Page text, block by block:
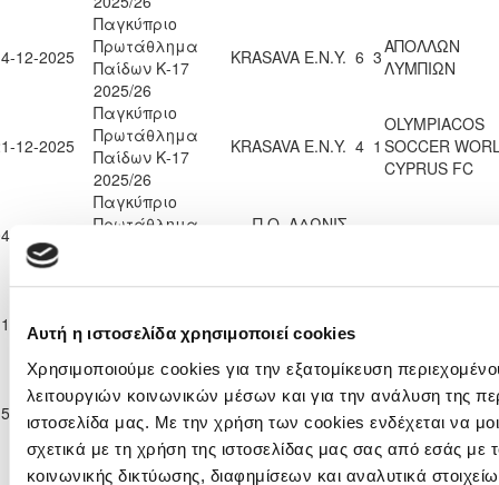
Αυτή η ιστοσελίδα χρησιμοποιεί cookies
Χρησιμοποιούμε cookies για την εξατομίκευση
λειτουργιών κοινωνικών μέσων και για την ανάλυση της
ιστοσελίδα μας. Με την χρήση των cookies ενδέχεται να
σχετικά με τη χρήση της ιστοσελίδας μας σας από εσάς
κοινωνικής δικτύωσης, διαφημίσεων και αναλυτικά
12-2025
Παγκύπριο
Πρωτάθλημα
Παίδων Κ-17
2025/26
KRASAVA Ε.Ν.Y. 6 3ΑΠΟΛΛΩΝ
ΛΥΜΠΙΩΝ
12-2025
Παγκύπριο
Πρωτάθλημα
Παίδων Κ-17
2025/26
KRASAVA Ε.Ν.Y. 4 1
OLYMPIACOS
SOCCER
CYPRUS FC
01-2026
Παγκύπριο
Πρωτάθλημα
Π.Ο. ΑΔΩΝΙΣ
01-2026
Παγκύπριο
Παίδων Κ-17
2025/26
KRASAVA Ε.Ν.Y.
03-2026
Παγκύπριο
Πρωτάθλημα
Παίδων Κ-17
2025/26
ΑΠΟΛΛΩΝ
ΛΥΜΠΙΩΝ
KRASAVA Ε.Ν.Y.
Παγκύπριο